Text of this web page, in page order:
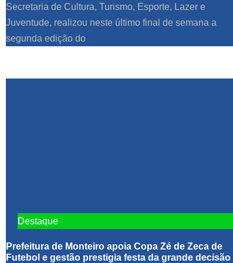
Secretaria de Cultura, Turismo, Esporte, Lazer e
Juventude, realizou neste último final de semana a
segunda edição do
Destaque
Prefeitura de Monteiro apoia Copa Zé de Zeca de
Futebol e gestão prestigia festa da grande decisão